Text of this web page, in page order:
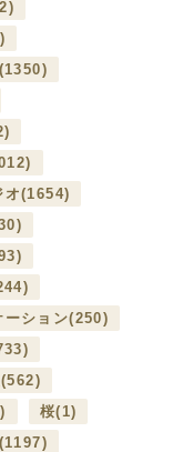
(1350)
オ(1654)
ーション(250)
(562)
桜(1)
(1197)